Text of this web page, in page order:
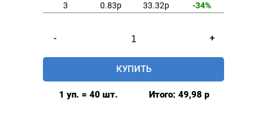
3
0.83р 33.32р -34%
-
товара
Люверсы
3мм
+
КУПИТЬ
1 уп. = 40 шт. Итого: 49,98 р